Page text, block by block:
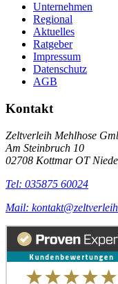
Unternehmen
Regional
Aktuelles
Ratgeber
Impressum
Datenschutz
AGB
Kontakt
Zeltverleih Mehlhose
Am Steinbruch 10
02708 Kottmar OT
Tel: 035875 60024
Mail: